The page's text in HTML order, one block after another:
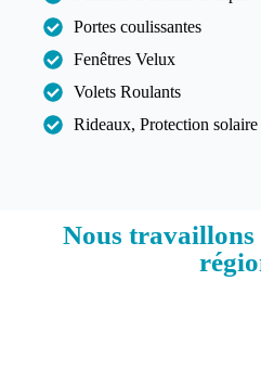
Portes coulissantes
Fenêtres Velux
Volets Roulants
Rideaux, Protection solaire
Nous travaillons